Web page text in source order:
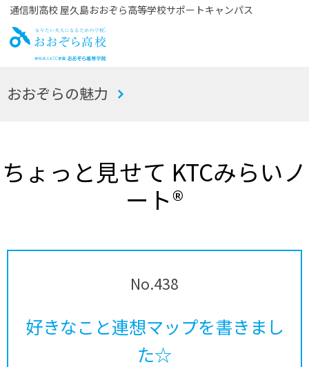
通信制高校 屋久島おおぞら高等学校サポートキャンパス
お
おおぞらの魅力
ちょっと見せて KTCみらいノ
ート®
No.438
好きなこと連想マップを書きまし
た☆